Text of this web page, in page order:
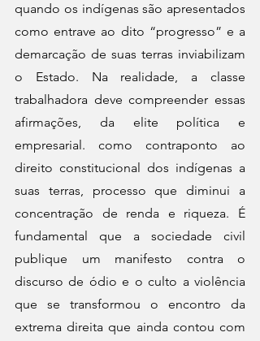
quando os indígenas são apresentados
como entrave ao dito “progresso” e a
demarcação de suas terras inviabilizam
o Estado. Na realidade, a classe
trabalhadora deve compreender essas
afirmações, da elite política e
empresarial. como contraponto ao
direito constitucional dos indígenas a
suas terras, processo que diminui a
concentração de renda e riqueza. É
fundamental que a sociedade civil
publique um manifesto contra o
discurso de ódio e o culto a violência
que se transformou o encontro da
extrema direita que ainda contou com